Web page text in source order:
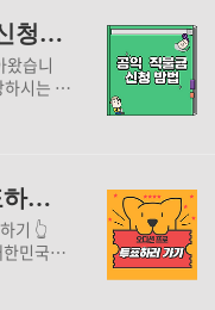
2024 공익 직불금 신청 방법 신청자격 신청 서류
왔습니
시는 분
해 가시
만원
아가실
직불금
신청
현역가왕2 미스터 트롯3 투표하러 가기
기 👆
민국을
미스터
가왕 2